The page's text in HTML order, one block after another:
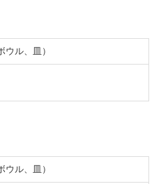
ル、皿）
ル、皿）